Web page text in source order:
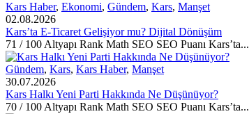
Kars Haber, Ekonomi, Gündem, Kars, Manşet
02.08.2026
Kars’ta E-Ticaret Gelişiyor mu? Dijital Dönüşüm
71 / 100 Altyapı Rank Math SEO SEO Puanı Kars’ta...
Gündem, Kars, Kars Haber, Manşet
30.07.2026
Kars Halkı Yeni Parti Hakkında Ne Düşünüyor?
70 / 100 Altyapı Rank Math SEO SEO Puanı Kars’ta...